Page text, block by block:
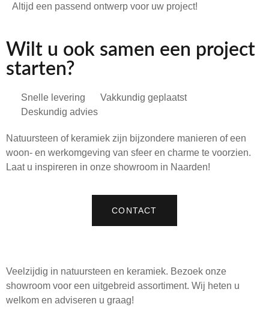
Altijd een passend ontwerp voor uw project!
Wilt u ook samen een project
starten?
Snelle levering
Vakkundig geplaatst
Deskundig advies
Natuursteen of keramiek zijn bijzondere manieren of een
woon- en werkomgeving van sfeer en charme te voorzien.
Laat u inspireren in onze showroom in Naarden!
CONTACT
Veelzijdig in natuursteen en keramiek. Bezoek onze
showroom voor een uitgebreid assortiment. Wij heten u
welkom en adviseren u graag!